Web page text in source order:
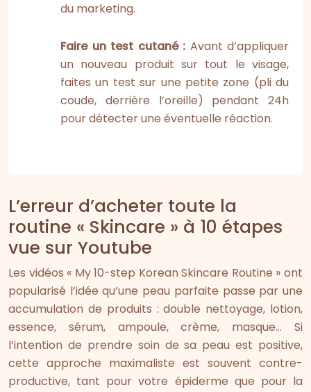
du marketing.
Faire un test cutané : Avant d’appliquer
un nouveau produit sur tout le visage,
faites un test sur une petite zone (pli du
coude, derrière l’oreille) pendant 24h
pour détecter une éventuelle réaction.
L’erreur d’acheter toute la
routine « Skincare » à 10 étapes
vue sur Youtube
Les vidéos « My 10-step Korean Skincare Routine » ont
popularisé l’idée qu’une peau parfaite passe par une
accumulation de produits : double nettoyage, lotion,
essence, sérum, ampoule, crème, masque… Si
l’intention de prendre soin de sa peau est positive,
cette approche maximaliste est souvent contre-
productive, tant pour votre épiderme que pour la